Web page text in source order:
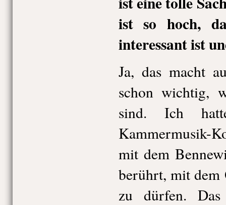
ist so hoch,
interessant ist
Ja, das macht
schon wichtig,
sind. Ich
Kammermusik-
mit dem
berührt, mit dem
zu dürfen.